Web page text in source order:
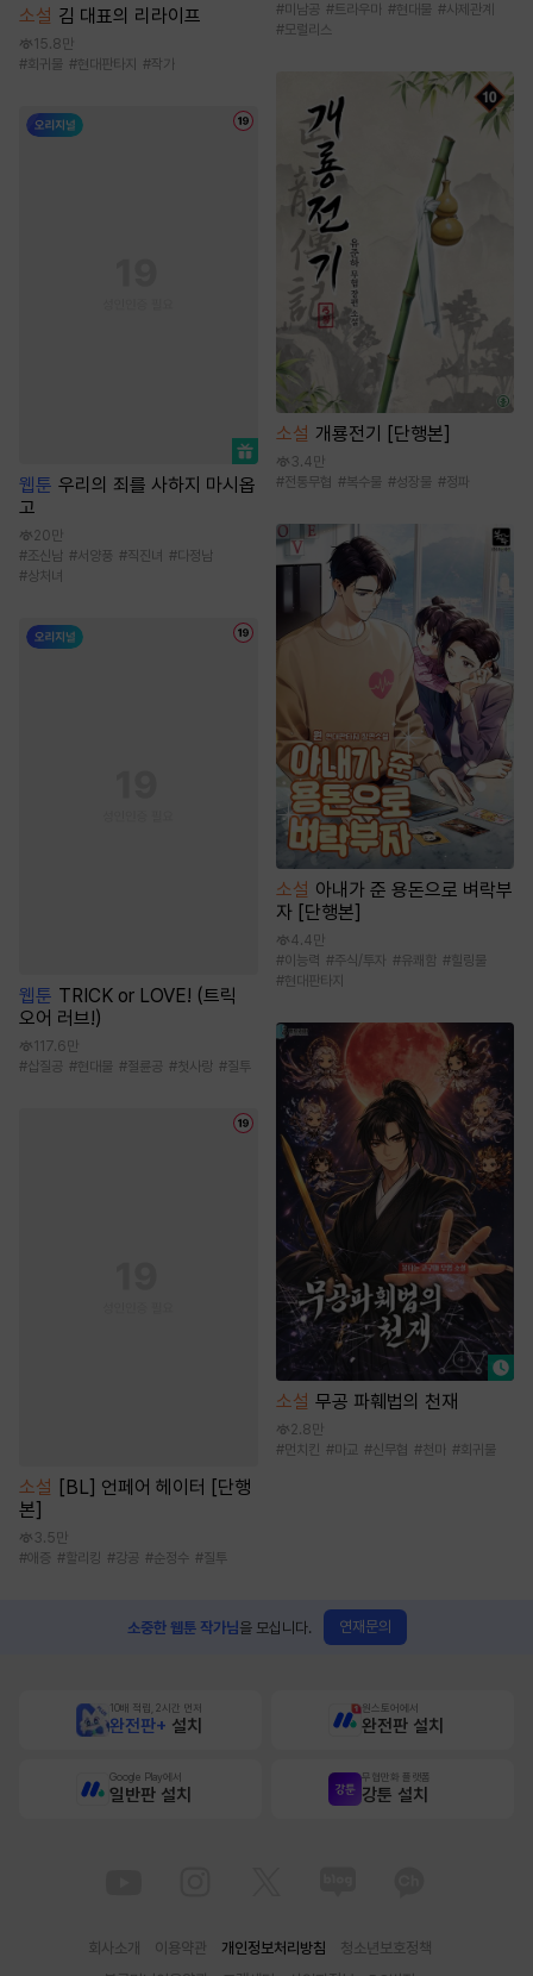
소설 김 대표의 리라이프
15.8만
#회귀물 #현대판타지 #작가
웹툰 우리의 죄를 사하지 마시옵
고
20만
#조신남 #서양풍 #직진녀 #다정남
#상처녀
웹툰 TRICK or LOVE! (트릭
오어 러브!)
117.6만
#삽질공 #현대물 #절륜공 #첫사랑 #질투
소설 [BL] 언페어 헤이터 [단행
본]
3.5만
#애증 # 할리킹 #강공 #순정수 #질투
#미남공 #트라우마 #현대물 #사제관계
#모럴리스
소설 개룡전기 [단행본]
3.4만
#전통무협 #복수물 #성장물 #정파
소설 아내가 준 용돈으로 벼락부
자 [단행본]
4.4만
#이능력 #주식/투자 #유쾌함 #힐링물
#현대판타지
소설 무공 파훼법의 천재
2.8만
#먼치킨 #마교 #신무협 #천마 #회귀물
소중한 웹툰 작가님을 모십니다. 연재문의
10배 적립, 2시간 먼저
완전판+ 설치
원스토어에서
완전판 설치
Google Play에서
일반판 설치
무협만화 플랫폼
강툰 설치
회사소개 이용약관 개인정보처리방침
청소년보호정책